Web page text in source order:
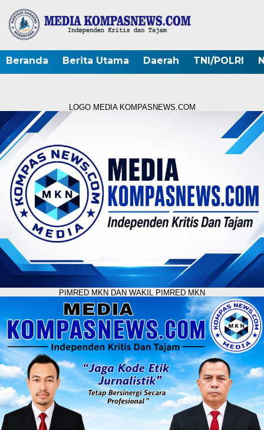
Beranda Berita Utama Daerah TNI/POLRI
LOGO MEDIA KOMPASNEWS.COM
PIMRED MKN DAN WAKIL PIMRED MKN